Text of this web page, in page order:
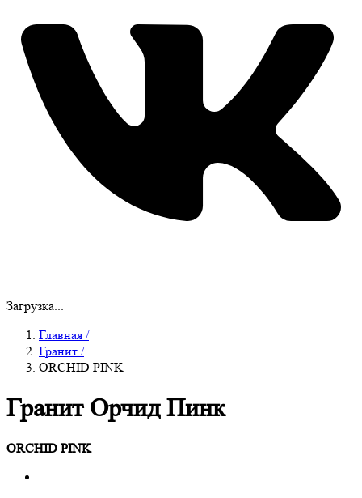
Загрузка...
Главная /
Гранит /
ORCHID PINK
Гранит Орчид Пинк
ORCHID PINK